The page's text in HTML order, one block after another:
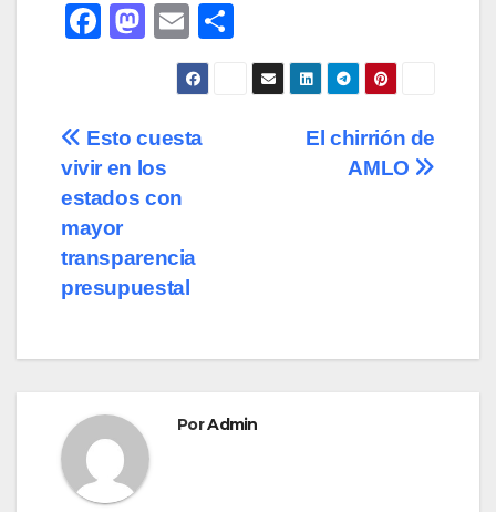
F
e
b
o
o
k
M
o
d
o
E
m
ail
o
m
Navegación
de
entradas
El chirrión de
AMLO
Esto cuesta
vivir en los
estados con
mayor
transparencia
presupuestal
PorAdmin